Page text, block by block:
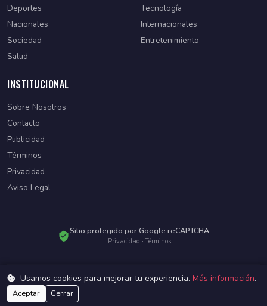
Deportes
Tecnología
Nacionales
Internacionales
Sociedad
Entretenimiento
Salud
INSTITUCIONAL
Sobre Nosotros
Contacto
Publicidad
Términos
Privacidad
Aviso Legal
Sitio protegido por Google reCAPTCHA
Privacidad · Términos
© 2026 Diario Paraguayo. Todos los derechos reservados.
Desarrollado por
Usamos cookies para mejorar tu experiencia. Más información.
Aceptar Cerrar